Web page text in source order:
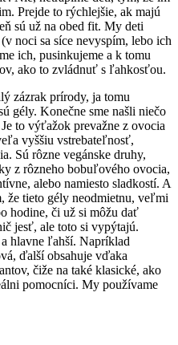
Prejde to rýchlejšie, ak majú
sú už na obed fit. My deti
noci sa síce nevyspím, lebo ich
ich, pusinkujeme a k tomu
ako to zvládnuť s ľahkosťou.
zázrak prírody, ja tomu
gély. Konečne sme našli niečo
to výťažok prevažne z ovocia
vyššiu vstrebateľnosť,
Sú rôzne vegánske druhy,
z rôzneho bobuľového ovocia,
alebo namiesto sladkostí. A
že tieto gély neodmietnu, veľmi
hodine, či už si môžu dať
jesť, ale toto si vypýtajú.
hlavne ľahší. Napríklad
ďalší obsahuje vďaka
čiže na také klasické, ako
pomocníci. My používame